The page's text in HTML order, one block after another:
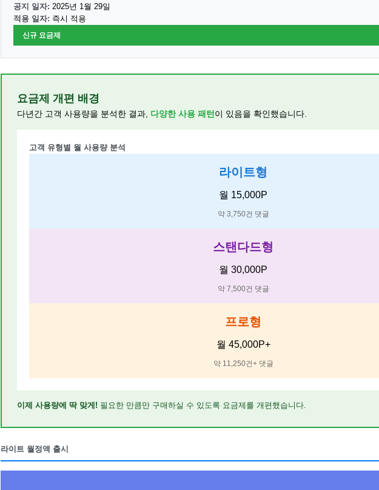
공지 일자: 2025년 1월 29일
적용 일자: 즉시 적용
신규 요금제
요금제 개편 배경
다년간 고객 사용량을 분석한 결과, 다양한 사용 패턴이 있음을 확인했습니다.
고객 유형별 월 사용량 분석
라이트형
월 15,000P
약 3,750건 댓글
스탠다드형
월 30,000P
약 7,500건 댓글
프로형
월 45,000P+
약 11,250건+ 댓글
이제 사용량에 딱 맞게! 필요한 만큼만 구매하실 수 있도록 요금제를 개편했습니다.
라이트 월정액 출시